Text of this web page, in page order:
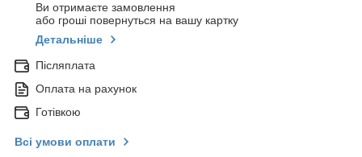
Ви отримаєте замовлення
або гроші повернуться на вашу картку
Детальніше
Післяплата
Оплата на рахунок
Готівкою
Всі умови оплати